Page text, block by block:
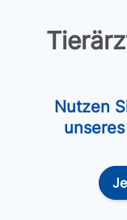
Nutzen